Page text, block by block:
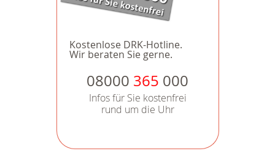
Kostenlose DRK-Hotline.
Wir beraten Sie gerne.
08000 365 000
Infos für Sie kostenfrei
rund um die Uhr